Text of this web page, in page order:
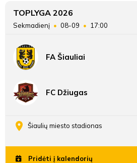
TOPLYGA 2026
Sekmadienį 08-09 17:00
FA Šiauliai
FC Džiugas
Šiaulių miesto stadionas
Pridėti į kalendorių